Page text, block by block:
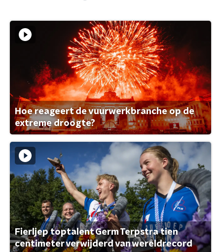
Hoe reageert de vuurwerkbranche op de
extreme droogte?
Fierljep toptalent Germ Terpstra tien
centimeter verwijderd van wereldrecord